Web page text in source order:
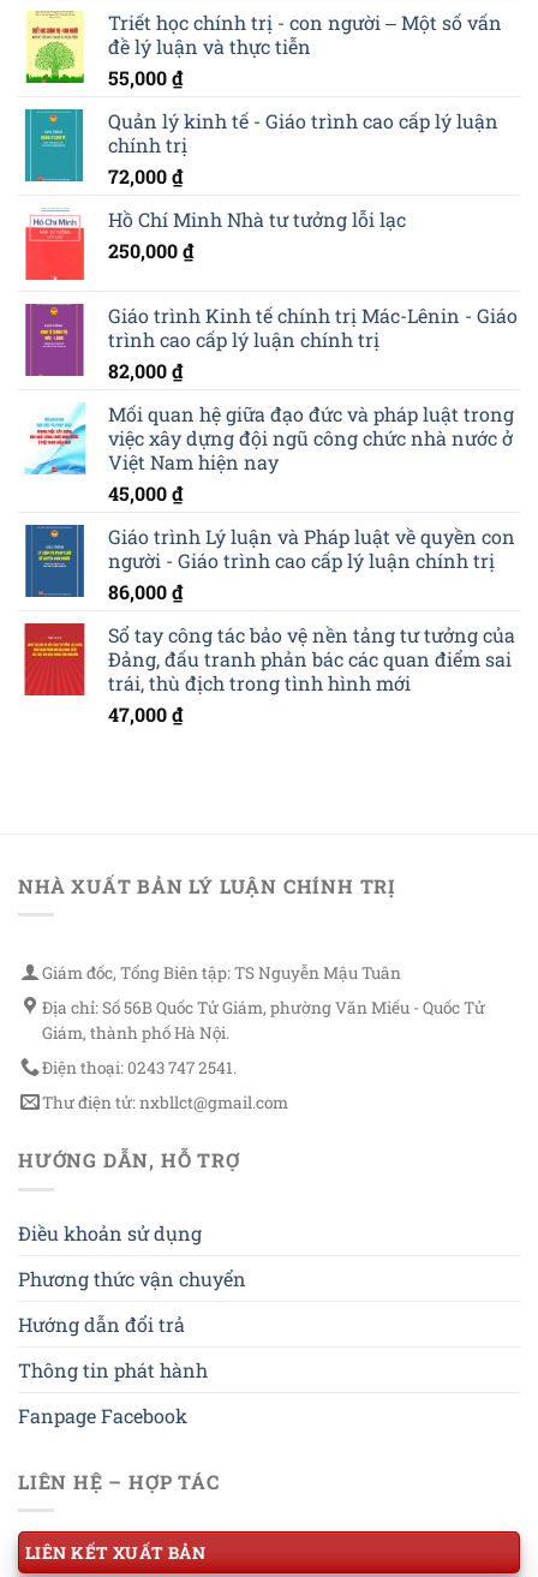
Triết học chính trị - con người ‒ Một số vấn
đề lý luận và thực tiễn
55,000₫
Quản lý kinh tế - Giáo trình cao cấp lý luận
chính trị
72,000₫
Hồ Chí Minh Nhà tư tưởng lỗi lạc
250,000₫
Giáo trình Kinh tế chính trị Mác-Lênin - Giáo
trình cao cấp lý luận chính trị
82,000₫
Mối quan hệ giữa đạo đức và pháp luật trong
việc xây dựng đội ngũ công chức nhà nước ở
Việt Nam hiện nay
45,000₫
Giáo trình Lý luận và Pháp luật về quyền con
người - Giáo trình cao cấp lý luận chính trị
86,000₫
Sổ tay công tác bảo vệ nền tảng tư tưởng của
Đảng, đấu tranh phản bác các quan điểm sai
trái, thù địch trong tình hình mới
47,000₫
NHÀ XUẤT BẢN LÝ LUẬN CHÍNH TRỊ
Giám đốc, Tổng Biên tập: TS Nguyễn Mậu Tuân
Địa chỉ: Số 56B Quốc Tử Giám, phường Văn Miếu - Quốc Tử
Giám, thành phố Hà Nội.
Điện thoại: 0243 747 2541.
Thư điện tử: nxbllct@gmail.com
HƯỚNG DẪN, HỖ TRỢ
Điều khoản sử dụng
Phương thức vận chuyển
Hướng dẫn đổi trả
Thông tin phát hành
Fanpage Facebook
LIÊN HỆ – HỢP TÁC
LIÊN KẾT XUẤT BẢN